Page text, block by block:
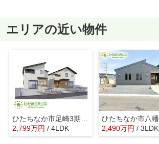
エリアの近い物件
ひたちなか市足崎3期 新築戸建 4号棟
2,799万円 / 4LDK
2,490万円 / 3LDK